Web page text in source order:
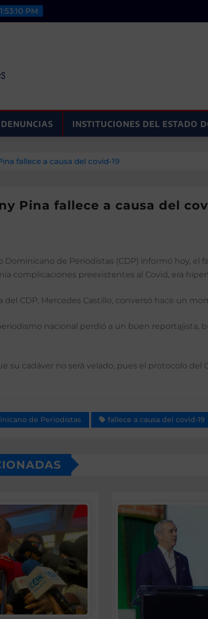
1:53:11 PM
DENUNCIAS INSTITUCIONES DEL ESTADO
fallece a causa del covid-19
Pina fallece a causa del
Dominicano de Periodistas (CDP) informó hoy,
complicaciones preexistentes al Covid, era
del CDP, Mercedes Castillo, conversó hace un
nacional perdió a un buen reportajista,
su cadáver no será velado, pues el protocolo
de Periodistas fallece a causa del covid-19